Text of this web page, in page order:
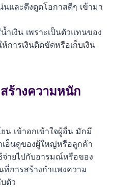
และดึงดูดโอกาสดีๆ เข้ามา
ำเงิน เพราะเป็นตัวแทนของ
การเงินติดขัดหรือเก็บเงิน
ร้างความหนัก
น เข้าอกเข้าใจผู้อื่น มักมี
เอ็นดูของผู้ใหญ่หรือลูกค้า
ายไปกับอารมณ์หรือของ
ที่การสร้างกำแพงความ
ตัว